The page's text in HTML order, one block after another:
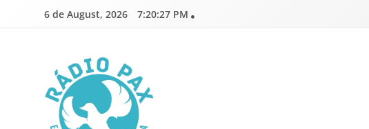
6 de August, 2026 7:20:29 PM